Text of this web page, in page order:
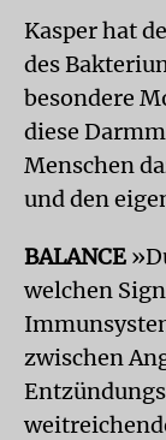
Kasper hat
des
besondere
diese
Menschen
und den
BALANCE
welchen
zwischen